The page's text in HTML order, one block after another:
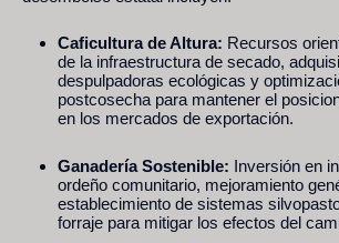
Caficultura de Altura: Recursos
de la infraestructura de secado,
despulpadoras ecológicas y
postcosecha para mantener el
en los mercados de exportación.
Ganadería Sostenible: Inversión en
ordeño comunitario, mejoramiento
establecimiento de sistemas
forraje para mitigar los efectos del